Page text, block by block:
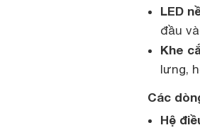
LED
đầu
Khe
lưng,
Các
Hệ